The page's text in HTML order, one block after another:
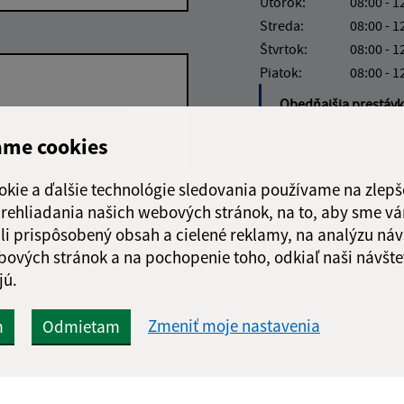
cookies
a ďalšie technológie sledovania používame na
našich webových stránok, na to, aby sme
prispôsobený obsah a cielené reklamy, na analýzu
stránok a na pochopenie toho, odkiaľ naši
Odmietam Zmeniť moje nastavenia
Google reCaptcha Response
Odoslať
správu
Streda:
08:00 -
Štvrtok:
08:00 -
Piatok:
08:00 -
Obedňajšia